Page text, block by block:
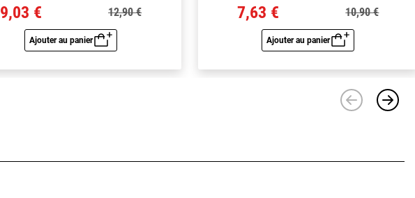
9,03 € 12,90 €
Ajouter au panier
Aperçu rapide
7,63 € 10,90 €
Ajouter au panier
Aperçu rapide